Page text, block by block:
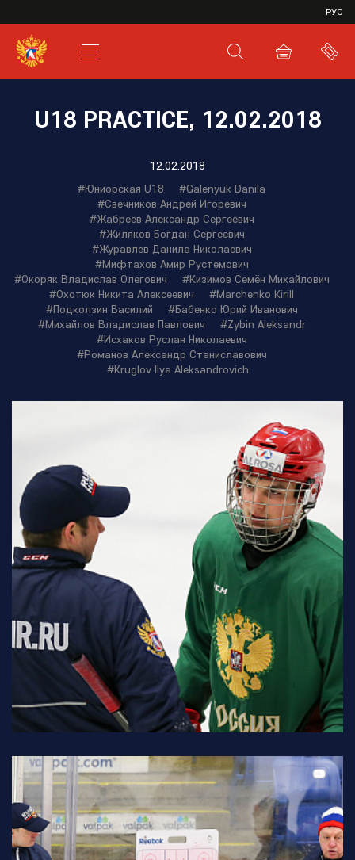
РУС
SHL
JHL
U18 PRACTIСE, 12.02.2018
12.02.2018
#Юниорская U18
#Galenyuk Danila
#Свечников Андрей Игоревич
#Жабреев Александр Сергеевич
#Жиляков Богдан Сергеевич
#Журавлев Данила Николаевич
#Мифтахов Амир Рустемович
#Окоряк Владислав Олегович
#Кизимов Семён Михайлович
#Охотюк Никита Алексеевич
#Marchenko Kirill
#Подколзин Василий
#Бабенко Юрий Иванович
#Михайлов Владислав Павлович
#Zybin Aleksandr
#Исхаков Руслан Николаевич
#Романов Александр Станиславович
#Kruglov Ilya Aleksandrovich